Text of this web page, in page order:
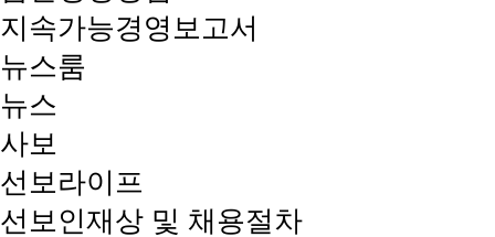
지속가능경영보고서
뉴스룸
뉴스
사보
선보라이프
선보인재상 및 채용절차